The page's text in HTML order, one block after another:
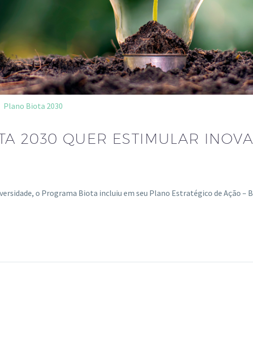
Plano Biota 2030
2030 QUER ESTIMULAR
o Programa Biota incluiu em seu Plano Estratégico de Ação